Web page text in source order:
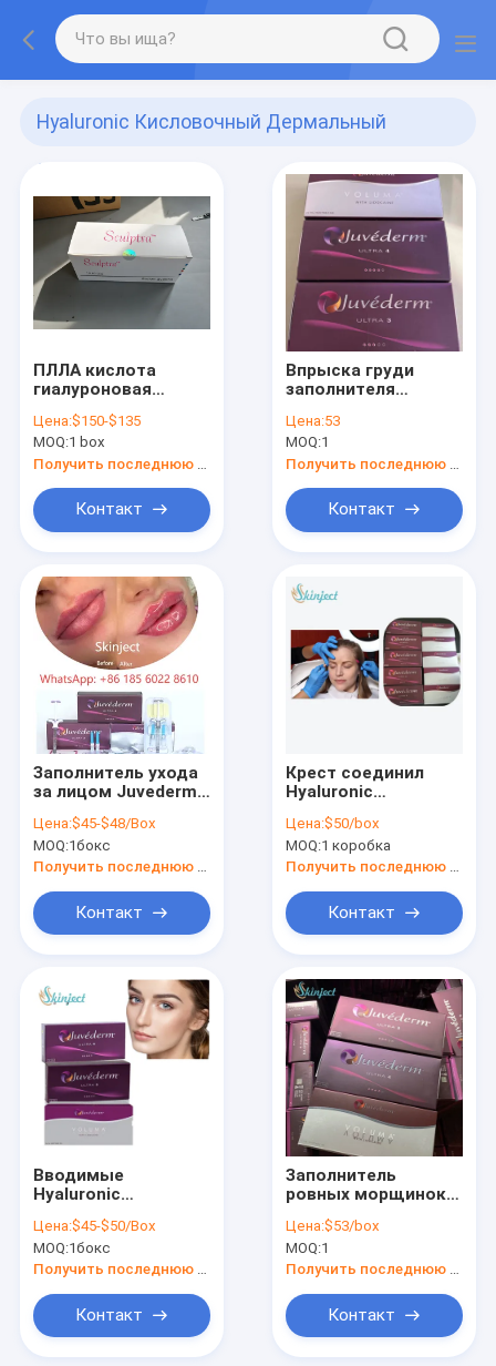
Hyaluronic Кисловочный Дермальный
Заполнитель
(304)
ПЛЛА кислота
гиалуроновая
Цена:$150-$135
MOQ:1 box
Контакт
Впрыска груди
заполнителя
Juvederm вводимая
Hyaluronic
кисловочная
дермальная
Цена:53
MOQ:1
Контакт
Заполнитель ухода
за лицом Juvederm
кисловочный
дермальный
Цена:$45-$48/Box
MOQ:1бокс
Контакт
Крест соединил
Hyaluronic
дермальный
заполнитель
Juvederm ультра 3
Цена:$50/box
MOQ:1 коробка
Контакт
Вводимые
Hyaluronic
лицевые
заполнители
Juvederm ультра 3
Цена:$45-$50/Box
MOQ:1бокс
Получить последнюю цену
Контакт
Заполнитель
ровных морщинок
кисловочный
дермальный,
кисловочное
ультра 3
Цена:$53/box
MOQ:1
Получить последнюю цену
Контакт